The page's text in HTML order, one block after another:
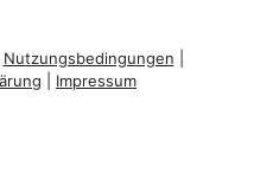
Nutzungsbedingungen
Impressum